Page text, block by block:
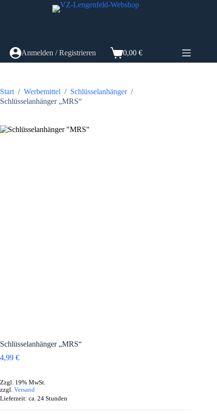
Anmelden / Registrieren Warenkorb
0,00 €
Start / Werbemittel / Schlüsselanhänger /
Schlüsselanhänger „MRS“
Schlüsselanhänger „MRS“
4,99 €
Zzgl. 19% MwSt.
zzgl. Versand
Lieferzeit: ca. 24 Stunden